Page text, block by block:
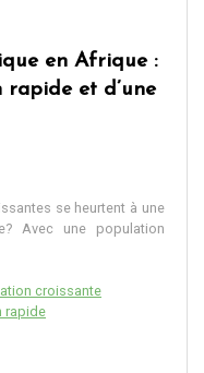
en Afrique :
rapide et d’une
se heurtent à une
Avec une population
croissante
rapide